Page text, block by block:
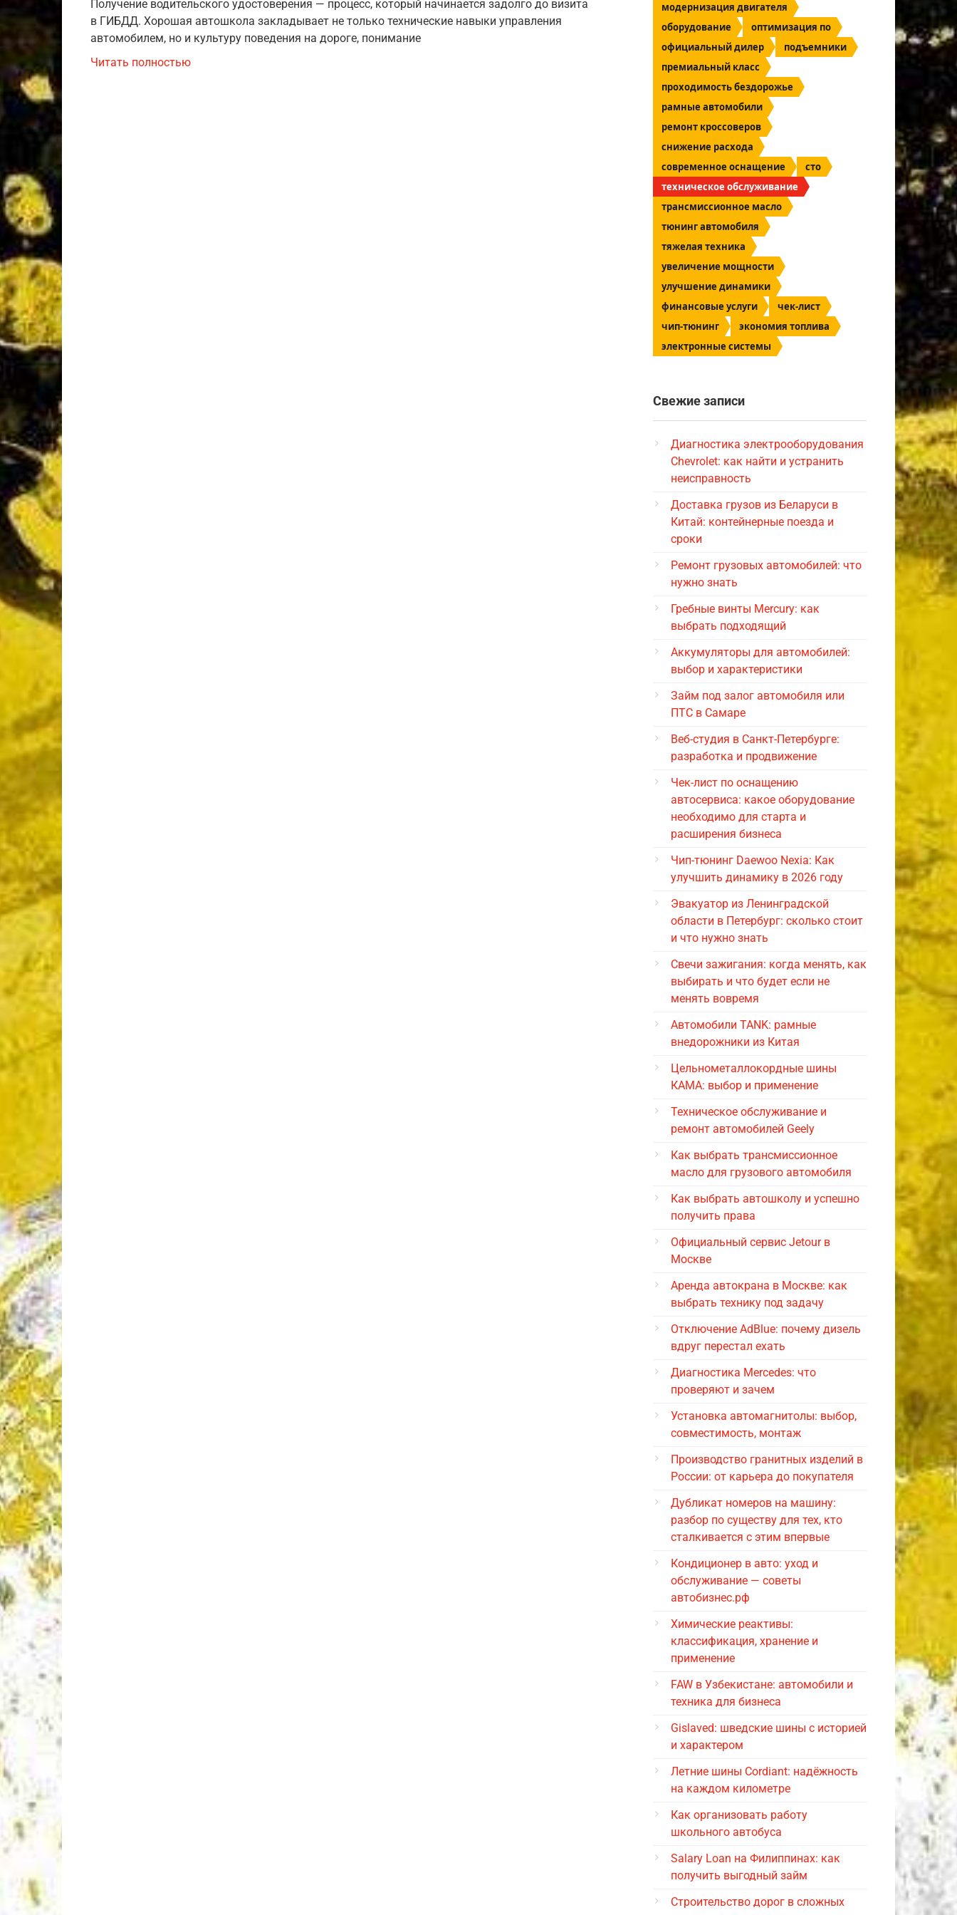
Получение водительского удостоверения — процесс, который начинается задолго до визита
в ГИБДД. Хорошая автошкола закладывает не только технические навыки управления
автомобилем, но и культуру поведения на дороге, понимание
Читать полностью
модернизация двигателя
оборудование
оптимизация по
официальный дилер
подъемники
премиальный класс
проходимость бездорожье
рамные автомобили
ремонт кроссоверов
снижение расхода
современное оснащение
сто
техническое обслуживание
трансмиссионное масло
тюнинг автомобиля
тяжелая техника
увеличение мощности
улучшение динамики
финансовые услуги
чек-лист
чип-тюнинг
экономия топлива
электронные системы
Свежие записи
Диагностика электрооборудования
Chevrolet: как найти и устранить
неисправность
Доставка грузов из Беларуси в
Китай: контейнерные поезда и
сроки
Ремонт грузовых автомобилей: что
нужно знать
Гребные винты Mercury: как
выбрать подходящий
Аккумуляторы для автомобилей:
выбор и характеристики
Займ под залог автомобиля или
ПТС в Самаре
Веб-студия в Санкт-Петербурге:
разработка и продвижение
Чек-лист по оснащению
автосервиса: какое оборудование
необходимо для старта и
расширения бизнеса
Чип-тюнинг Daewoo Nexia: Как
улучшить динамику в 2026 году
Эвакуатор из Ленинградской
области в Петербург: сколько стоит
и что нужно знать
Свечи зажигания: когда менять, как
выбирать и что будет если не
менять вовремя
Автомобили TANK: рамные
внедорожники из Китая
Цельнометаллокордные шины
КАМА: выбор и применение
Техническое обслуживание и
ремонт автомобилей Geely
Как выбрать трансмиссионное
масло для грузового автомобиля
Как выбрать автошколу и успешно
получить права
Официальный сервис Jetour в
Москве
Аренда автокрана в Москве: как
выбрать технику под задачу
Отключение AdBlue: почему дизель
вдруг перестал ехать
Диагностика Mercedes: что
проверяют и зачем
Установка автомагнитолы: выбор,
совместимость, монтаж
Производство гранитных изделий в
России: от карьера до покупателя
Дубликат номеров на машину:
разбор по существу для тех, кто
сталкивается с этим впервые
Кондиционер в авто: уход и
обслуживание — советы
автобизнес.рф
Химические реактивы:
классификация, хранение и
применение
FAW в Узбекистане: автомобили и
техника для бизнеса
Gislaved: шведские шины с историей
и характером
Летние шины Cordiant: надёжность
на каждом километре
Как организовать работу
школьного автобуса
Salary Loan на Филиппинах: как
получить выгодный займ
Строительство дорог в сложных